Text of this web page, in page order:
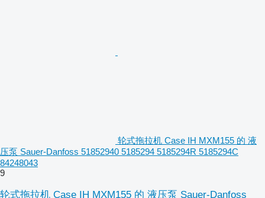
轮式拖拉机 Case IH MXM155 的 液
压泵 Sauer-Danfoss 51852940 5185294 5185294R 5185294C
84248043
9
轮式拖拉机 Case IH MXM155 的 液压泵 Sauer-Danfoss